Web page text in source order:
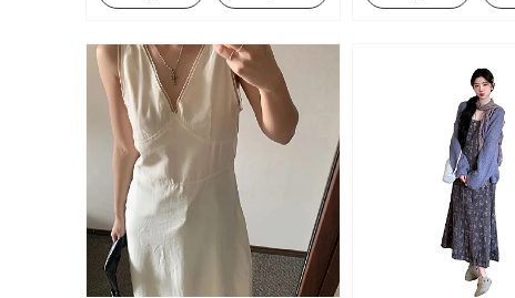
Cintura alta Saia de bolo